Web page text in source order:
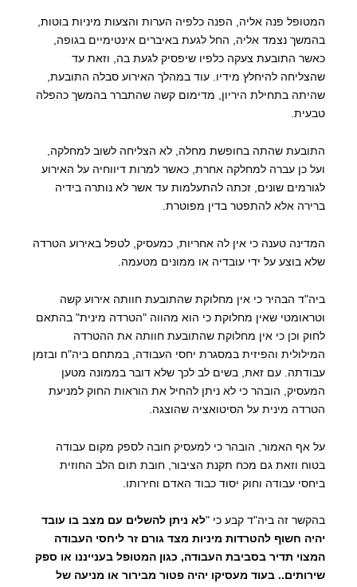
המטופל פנה אליה, הפנה כלפיה הערות והצעות מיניות בוטות,
בהמשך נצמד אליה, החל לגעת באיברים אינטימיים בגופה,
כאשר התובעת צעקה כלפיו שיפסיק לגעת בה, וזאת עד
שהצליחה להיחלץ מידיו. עוד במהלך האירוע סבלה התובעת,
שהיתה בתחילת היריון, מדימום קשה שהתברר בהמשך כהפלה
טבעית.
התובעת שהתה בחופשת מחלה, לא הצליחה לשוב למחלקה,
ועל כן עברה למחלקה אחרת, כאשר למרות דיווחיה על האירוע
לגורמים שונים, זכתה להתעלמות עד אשר לא נותרה בידיה
ברירה אלא להתפטר בדין מפוטרת.
המדינה טענה כי אין לה אחריות, כמעסיק, לטפל באירוע הטרדה
שלא בוצע על ידי עובדיה או ממונים מטעמה.
ביה"ד הבהיר כי אין מחלוקת שהתובעת חוותה אירוע קשה
וטראומטי שאין מחלוקת כי הוא מהווה "הטרדה מינית" בהתאם
לחוק וכן כי אין מחלוקת שהתובעת חוותה את ההטרדה
המילולית והפיזית במסגרת יחסי העבודה, במתחם ביה"ח ובזמן
עבודתה. עם זאת, בשים לב לכך שלא דובר בממונה מטען
המעסיק, הובהר כי לא ניתן להחיל את הוראות החוק למניעת
הטרדה מינית על הסיטואציה שהוצגה.
על אף האמור, הובהר כי למעסיק חובה לספק מקום עבודה
בטוח וזאת גם מכח תקנת הציבור, חובת תום הלב החוזית
ביחסי עבודה וחוק יסוד כבוד האדם וחירותו.
בהקשר זה ביה"ד קבע כי "לא ניתן להשלים עם מצב בו עובד
יהיה חשוף להטרדות מיניות מצד גורם זר ליחסי העבודה
המצוי תדיר בסביבת העבודה, כגון המטופל בענייננו או ספק
שירותים.. בעוד מעסיקו יהיה פטור מבירור או מניעה של